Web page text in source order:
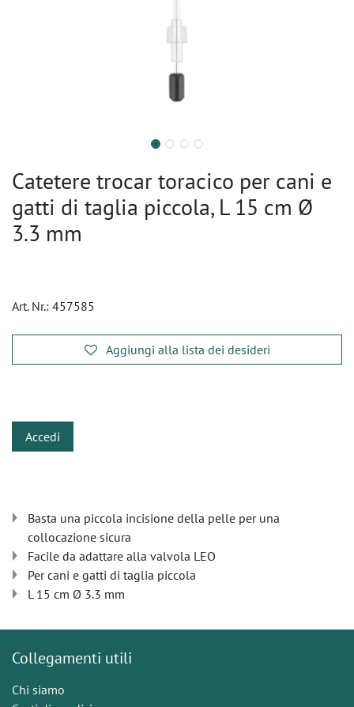
Catetere trocar toracico per cani e
gatti di taglia piccola, L 15 cm Ø
3.3 mm
Art. Nr.: 457585
Aggiungi alla lista dei desideri
Accedi
Basta una piccola incisione della pelle per una
collocazione sicura
Facile da adattare alla valvola LEO
Per cani e gatti di taglia piccola
L 15 cm Ø 3.3 mm
Collegamenti utili
Chi siamo